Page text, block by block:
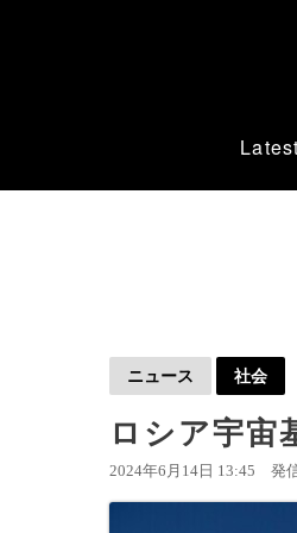
Latest
ニュース 社会
ロシア宇宙
2024年6月14日 13:45 発